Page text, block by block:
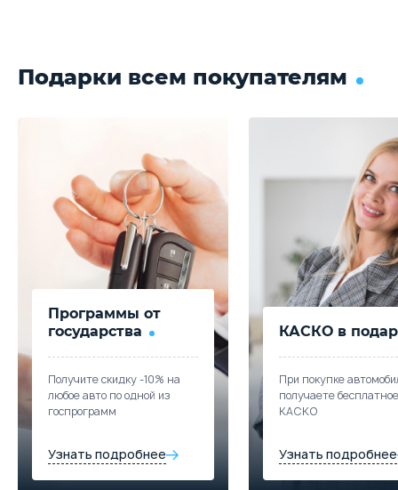
Подарки всем покупателям
Программы от
государства
Получите скидку -10% на
любое авто по одной из
госпрограмм
Узнать подробнее
КАСКО в
При покупке
получаете бесплатное
КАСКО
Узнать подробнее